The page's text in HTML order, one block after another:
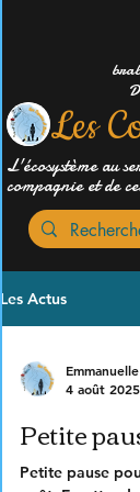
Les
L'écosystème au
compagnie et de
Les Actus
4 août 2025
Petite
Petite pause